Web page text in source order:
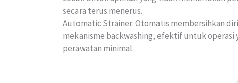
secara terus menerus.
Automatic Strainer: Otomatis membersihkan
mekanisme backwashing, efektif untuk operasi
perawatan minimal.